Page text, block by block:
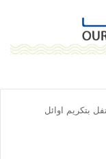
بتكريم اوائل